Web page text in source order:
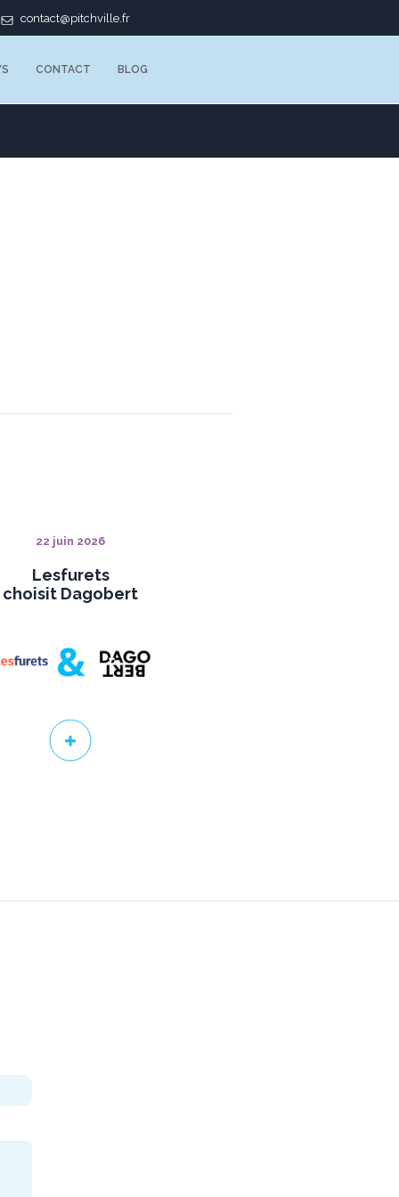
contact@pitchville.fr
CONTACT BLOG
22 juin 2026
Lesfurets
choisit Dagobert